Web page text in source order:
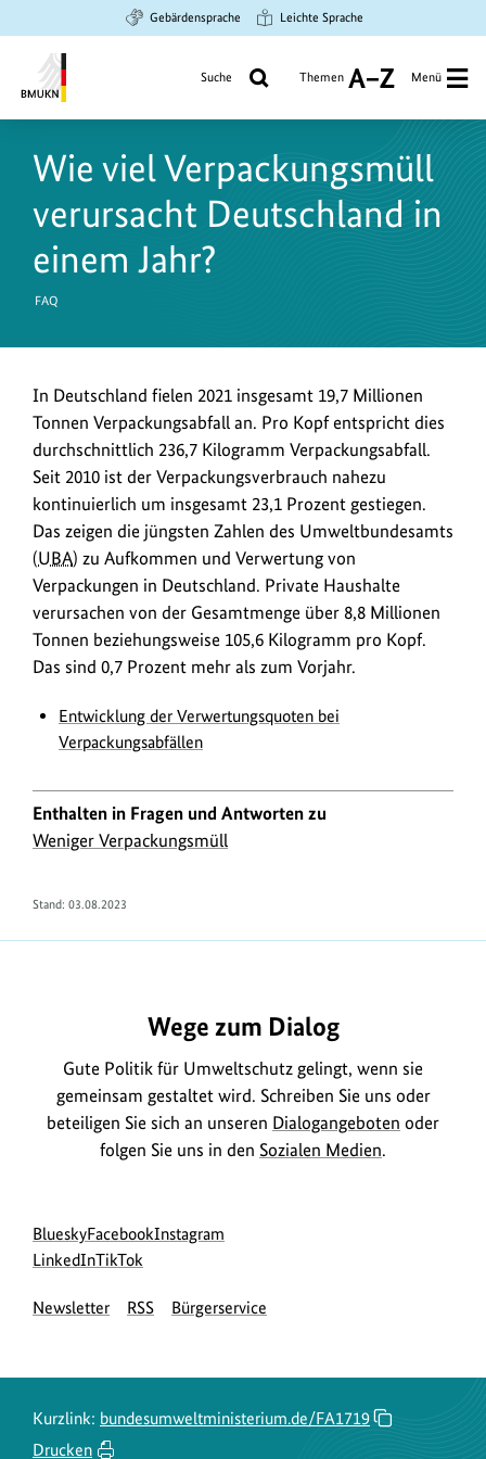
Hauptinhalt
springen
Suche
springen
Hauptnavigation
springen
Gebärdensprache Leichte Sprache
Umwelt,
Naturschutz
nukleare
Sicherheit
Suche Themen
A
Z
Menü
Wie viel Verpackungsmüll
verursacht Deutschland in
einem Jahr?
FAQ
In Deutschland fielen 2021 insgesamt 19,7 Millionen
Tonnen Verpackungsabfall an. Pro Kopf entspricht dies
durchschnittlich 236,7 Kilogramm Verpackungsabfall.
Seit 2010 ist der Verpackungsverbrauch nahezu
kontinuierlich um insgesamt 23,1 Prozent gestiegen.
Das zeigen die jüngsten Zahlen des Umweltbundesamts
(UBA) zu Aufkommen und Verwertung von
Verpackungen in Deutschland. Private Haushalte
verursachen von der Gesamtmenge über 8,8 Millionen
Tonnen beziehungsweise 105,6 Kilogramm pro Kopf.
Das sind 0,7 Prozent mehr als zum Vorjahr.
Entwicklung der Verwertungsquoten bei
Verpackungsabfällen
Enthalten in Fragen und Antworten zu
Weniger Verpackungsmüll
Stand: 03.08.2023
Wege zum Dialog
Gute Politik für Umweltschutz gelingt, wenn sie
gemeinsam gestaltet wird. Schreiben Sie uns oder
beteiligen Sie sich an unseren Dialogangeboten oder
folgen Sie uns in den Sozialen Medien.
Social
Media
Blueskyzur
Bluesky-
des
Facebookzur
des
Instagram
des
LinkedInzur
Seite
zur
Seite
TikTok
Newsletter RSS Bürgerservice
Kurzlink: bundesumweltministerium.de/FA1719
Drucken